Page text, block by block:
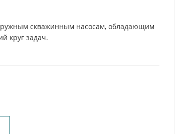
скважинным насосам, обладающим
круг задач.